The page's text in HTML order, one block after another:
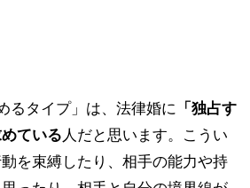
るタイプ」は、法律婚に
「独占す
ている 人だと思います。こうい
を束縛したり、相手の能力や持